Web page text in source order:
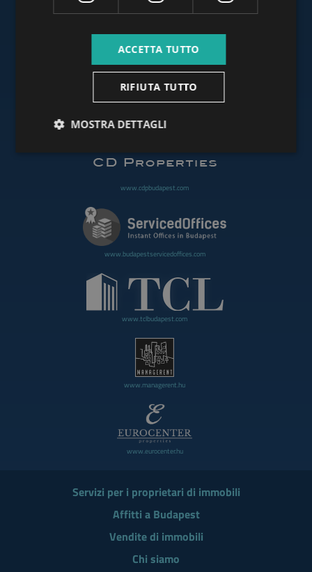
www.budapestluxuryapartments.hu
www.budapestoffices.net
www.budapestpropertysellers.com
www.cdpbudapest.com
www.budapestservicedoffices.com
www.tclbudapest.com
www.managerent.hu
www.eurocenter.hu
Servizi per i proprietari di immobili
Affitti a Budapest
Vendite di immobili
Chi siamo
ACCETTA TUTTO
RIFIUTA TUTTO
MOSTRA DETTAGLI